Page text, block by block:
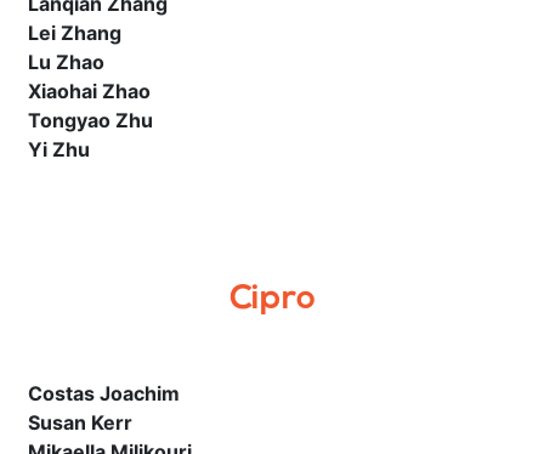
Lei Zhang
Lu Zhao
Xiaohai Zhao
Tongyao Zhu
Yi Zhu
Cipro
Costas Joachim
Susan Kerr